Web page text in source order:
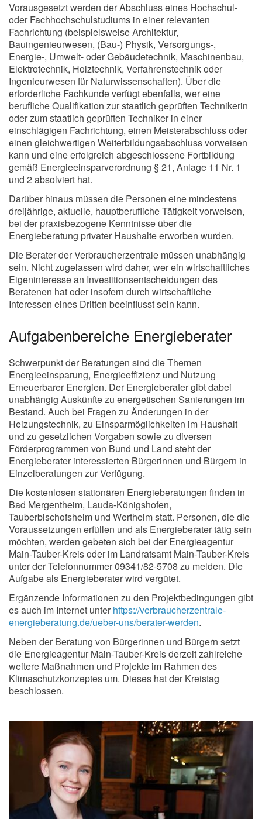
Vorausgesetzt werden der Abschluss eines Hochschul-
oder Fachhochschulstudiums in einer relevanten
Fachrichtung (beispielsweise Architektur,
Bauingenieurwesen, (Bau-) Physik, Versorgungs-,
Energie-, Umwelt- oder Gebäudetechnik, Maschinenbau,
Elektrotechnik, Holztechnik, Verfahrenstechnik oder
Ingenieurwesen für Naturwissenschaften). Über die
erforderliche Fachkunde verfügt ebenfalls, wer eine
berufliche Qualifikation zur staatlich geprüften Technikerin
oder zum staatlich geprüften Techniker in einer
einschlägigen Fachrichtung, einen Meisterabschluss oder
einen gleichwertigen Weiterbildungsabschluss vorweisen
kann und eine erfolgreich abgeschlossene Fortbildung
gemäß Energieeinsparverordnung § 21, Anlage 11 Nr. 1
und 2 absolviert hat.
Darüber hinaus müssen die Personen eine mindestens
dreijährige, aktuelle, hauptberufliche Tätigkeit vorweisen,
bei der praxisbezogene Kenntnisse über die
Energieberatung privater Haushalte erworben wurden.
Die Berater der Verbraucherzentrale müssen unabhängig
sein. Nicht zugelassen wird daher, wer ein wirtschaftliches
Eigeninteresse an Investitionsentscheidungen des
Beratenen hat oder insofern durch wirtschaftliche
Interessen eines Dritten beeinflusst sein kann.
Aufgabenbereiche Energieberater
Schwerpunkt der Beratungen sind die Themen
Energieeinsparung, Energieeffizienz und Nutzung
Erneuerbarer Energien. Der Energieberater gibt dabei
unabhängig Auskünfte zu energetischen Sanierungen im
Bestand. Auch bei Fragen zu Änderungen in der
Heizungstechnik, zu Einsparmöglichkeiten im Haushalt
und zu gesetzlichen Vorgaben sowie zu diversen
Förderprogrammen von Bund und Land steht der
Energieberater interessierten Bürgerinnen und Bürgern in
Einzelberatungen zur Verfügung.
Die kostenlosen stationären Energieberatungen finden in
Bad Mergentheim, Lauda-Königshofen,
Tauberbischofsheim und Wertheim statt. Personen, die die
Voraussetzungen erfüllen und als Energieberater tätig sein
möchten, werden gebeten sich bei der Energieagentur
Main-Tauber-Kreis oder im Landratsamt Main-Tauber-Kreis
unter der Telefonnummer 09341/82-5708 zu melden. Die
Aufgabe als Energieberater wird vergütet.
Ergänzende Informationen zu den Projektbedingungen gibt
es auch im Internet unter https://verbraucherzentrale-
energieberatung.de/ueber-uns/berater-werden.
Neben der Beratung von Bürgerinnen und Bürgern setzt
die Energieagentur Main-Tauber-Kreis derzeit zahlreiche
weitere Maßnahmen und Projekte im Rahmen des
Klimaschutzkonzeptes um. Dieses hat der Kreistag
beschlossen.